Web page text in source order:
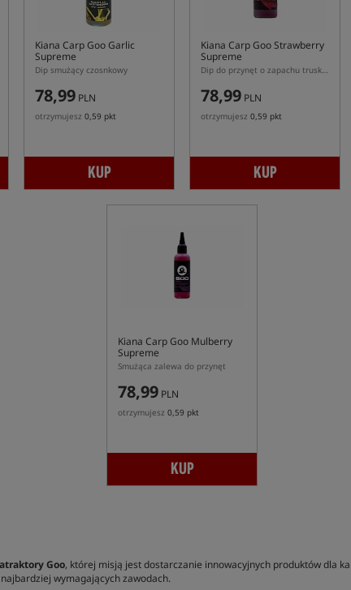
Kiana Carp Goo Garlic
Supreme
Dip smużący czosnkowy
78,99 PLN
otrzymujesz 0,59 pkt
KUP
Kiana Carp Goo Strawberry
Supreme
Dip do przynęt o zapachu truskawki
78,99 PLN
otrzymujesz 0,59 pkt
KUP
Kiana Carp Goo Mulberry
Supreme
Smużąca zalewa do przynęt
78,99 PLN
otrzymujesz 0,59 pkt
KUP
atraktory Goo, której misją jest dostarczanie innowacyjnych produktów dla
wymagających zawodach.